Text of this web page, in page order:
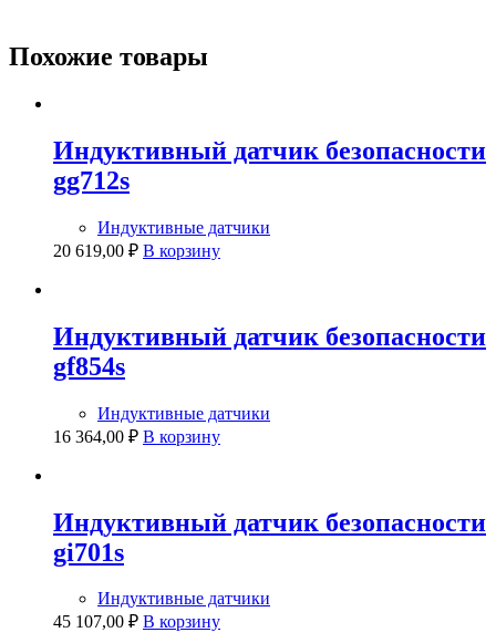
Похожие товары
Индуктивный датчик безопасности
gg712s
Индуктивные датчики
20 619,00 ₽ В корзину
Индуктивный датчик безопасности
gf854s
Индуктивные датчики
16 364,00 ₽ В корзину
Индуктивный датчик безопасности
gi701s
Индуктивные датчики
45 107,00 ₽ В корзину